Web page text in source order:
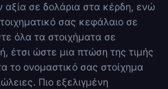
αξία σε δολάρια στα κέρδη, ενώ
σας κεφάλαιο σε
όλα τα στοιχήματα σε
έτσι ώστε μια πτώση της τιμής
το ονομαστικό σας στοίχημα
Πιο εξελιγμένη